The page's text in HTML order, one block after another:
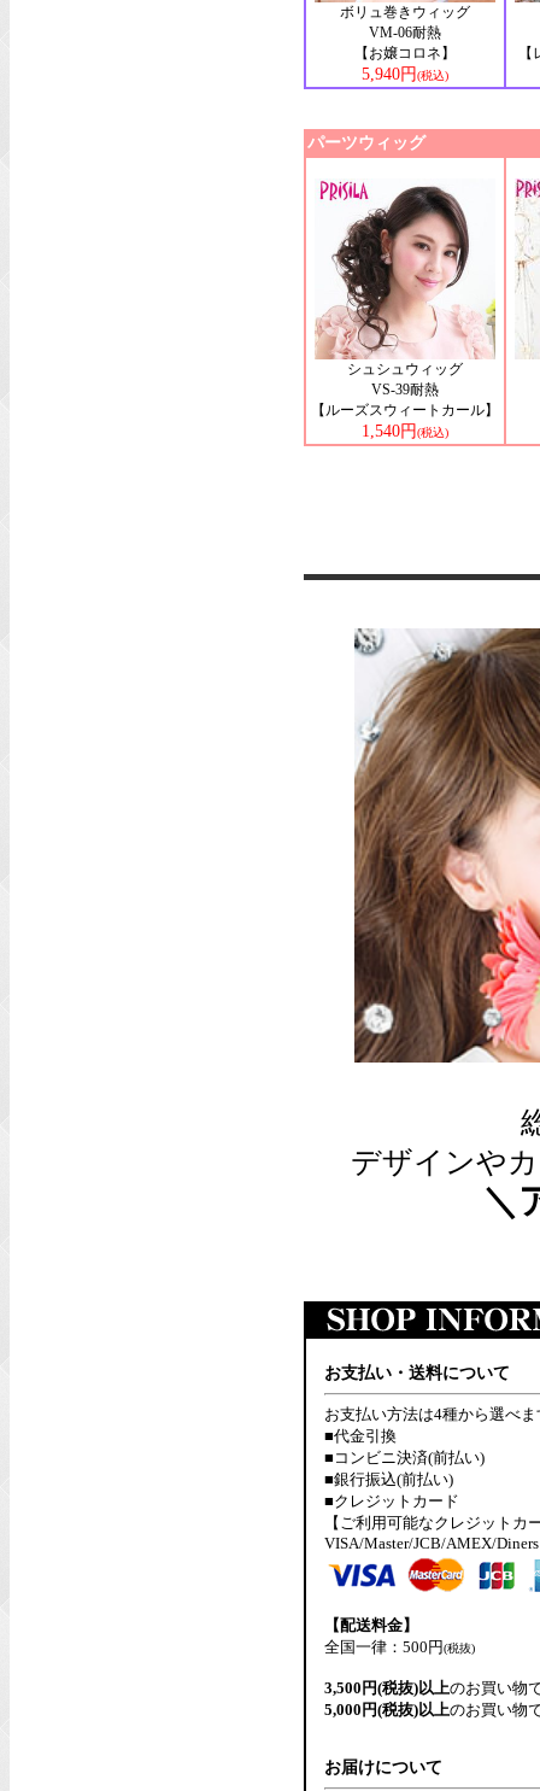
ボリュ巻きウィッグ
VM-06耐熱
【お嬢コロネ】
5,940円(税込)
パーツウィッグ
シュシュウィッグ
VS-39耐熱
【ルーズスウィートカール】
1,540円(税込)
デザインや
＼
お支払い・送料について
お支払い方法は4種から選べま
■代金引換
■コンビニ決済(前払い)
■銀行振込(前払い)
■クレジットカード
【ご利用可能なクレジットカ
VISA/Master/JCB/AMEX/Diners
【配送料金】
全国一律：500円(税抜)
3,500円(税抜)以上のお買い物
5,000円(税抜)以上のお買い物
お届けについて